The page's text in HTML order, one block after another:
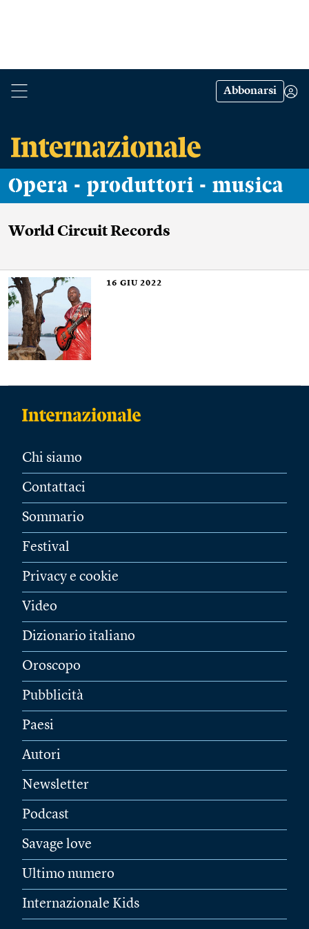
Abbonarsi
Opera - produttori - musica
World Circuit Records
16 GIU 2022
Chi siamo
Contattaci
Sommario
Festival
Privacy e cookie
Video
Dizionario italiano
Oroscopo
Pubblicità
Paesi
Autori
Newsletter
Podcast
Savage love
Ultimo numero
Internazionale Kids